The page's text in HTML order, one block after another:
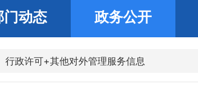
门动态 政务公开
行政许可+其他对外管理服务信息